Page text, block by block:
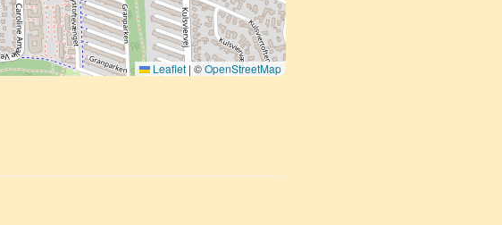
Leaflet | ©OpenStreetMap